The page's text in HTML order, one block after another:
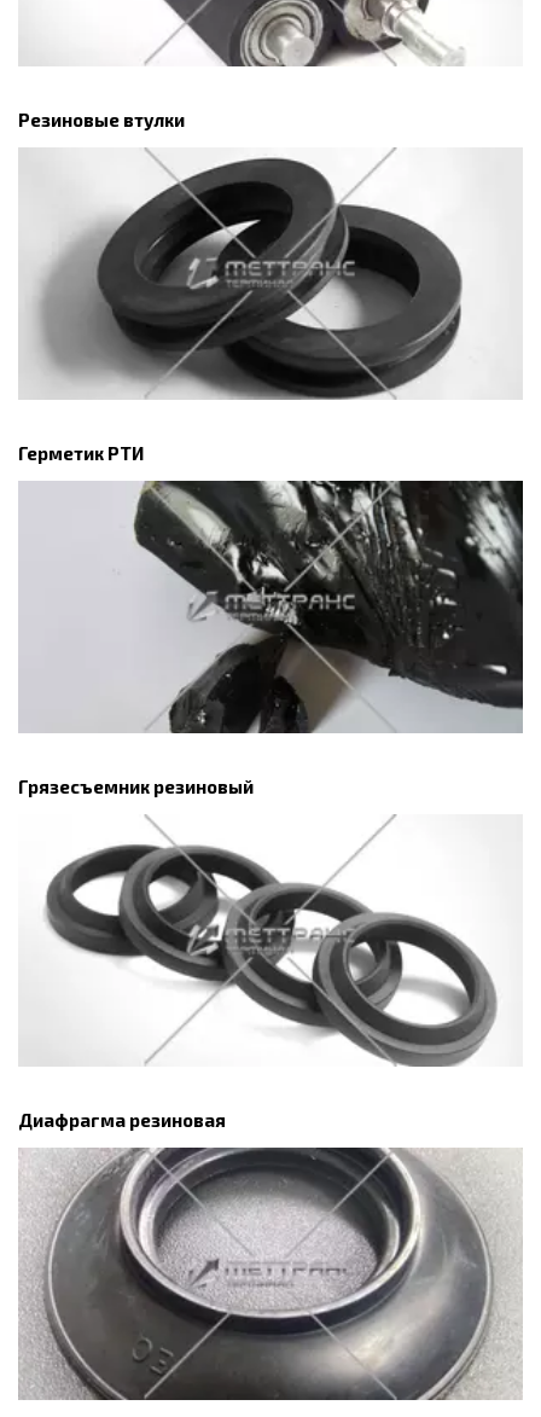
Резиновые втулки
Герметик РТИ
Грязесъемник резиновый
Диафрагма резиновая